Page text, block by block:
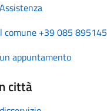
comune +39 085 895145
appuntamento
città